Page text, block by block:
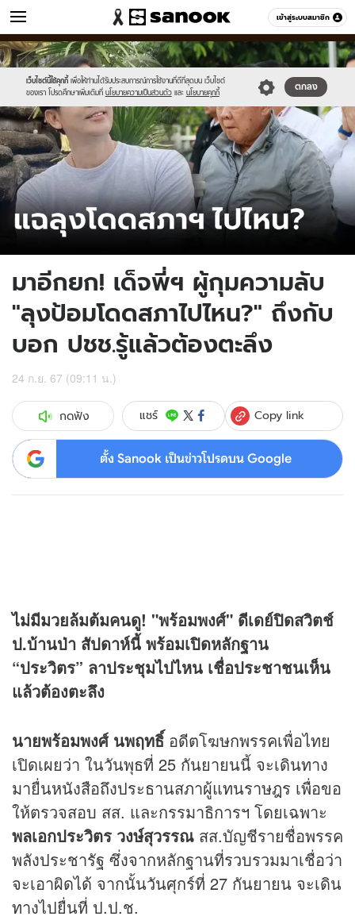
เข้าสู่ระบบสมาชิก
ข่าว หมวดอื่นๆ
เว็บไซต์นี้ใช้คุกกี้ เพื่อให้ท่านได้รับประสบการณ์การใช้งานที่ดีที่สุดบน เว็บไซต์
ของเรา โปรดศึกษาเพิ่มเติมที่ นโยบายความเป็นส่วนตัว และ นโยบายคุกกี้
ตกลง
Sanook
//s.isanook.com/sr/0/images/logo-
new-
sanook.png
600
60
//s.isanook.com/ns/0/ud/1915/9575846/tagline-
template-
update-
april.jpg
มาอีกยก! เด็จพี่ฯ ผู้กุมความลับ
"ลุงป้อมโดดสภาไปไหน?" ถึงกับ
บอก ปชช.รู้แล้วต้องตะลึง
24 ก.ย. 67 (09:11 น.)
กดฟัง แชร์ Copy link
ตั้ง Sanook เป็นข่าวโปรดบน Google
ไม่มีมวยล้มต้มคนดู! "พร้อมพงศ์" ดีเดย์ปิดสวิตช์
ป.บ้านป่า สัปดาห์นี้ พร้อมเปิดหลักฐาน
“ประวิตร” ลาประชุมไปไหน เชื่อประชาชนเห็น
แล้วต้องตะลึง
นายพร้อมพงศ์ นพฤทธิ์ อดีตโฆษกพรรคเพื่อไทย
เปิดเผยว่า ในวันพุธที่ 25 กันยายนนี้ จะเดินทาง
มายื่นหนังสือถึงประธานสภาผู้แทนราษฎร เพื่อขอ
ให้ตรวจสอบ สส. และกรรมาธิการฯ โดยเฉพาะ
พลเอกประวิตร วงษ์สุวรรณ สส.บัญชีรายชื่อพรรค
พลังประชารัฐ ซึ่งจากหลักฐานที่รวบรวมมาเชื่อว่า
จะเอาผิดได้ จากนั้นวันศุกร์ที่ 27 กันยายน จะเดิน
ทางไปยื่นที่ ป.ป.ช.